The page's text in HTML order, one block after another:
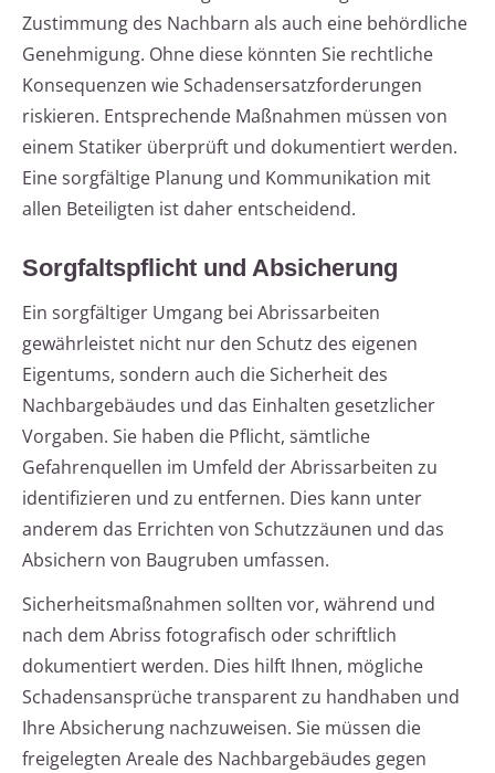
Zustimmung des Nachbarn als auch eine behördliche
Genehmigung. Ohne diese könnten Sie rechtliche
Konsequenzen wie Schadensersatzforderungen
riskieren. Entsprechende Maßnahmen müssen von
einem Statiker überprüft und dokumentiert werden.
Eine sorgfältige Planung und Kommunikation mit
allen Beteiligten ist daher entscheidend.
Sorgfaltspflicht und Absicherung
Ein sorgfältiger Umgang bei Abrissarbeiten
gewährleistet nicht nur den Schutz des eigenen
Eigentums, sondern auch die Sicherheit des
Nachbargebäudes und das Einhalten gesetzlicher
Vorgaben. Sie haben die Pflicht, sämtliche
Gefahrenquellen im Umfeld der Abrissarbeiten zu
identifizieren und zu entfernen. Dies kann unter
anderem das Errichten von Schutzzäunen und das
Absichern von Baugruben umfassen.
Sicherheitsmaßnahmen sollten vor, während und
nach dem Abriss fotografisch oder schriftlich
dokumentiert werden. Dies hilft Ihnen, mögliche
Schadensansprüche transparent zu handhaben und
Ihre Absicherung nachzuweisen. Sie müssen die
freigelegten Areale des Nachbargebäudes gegen